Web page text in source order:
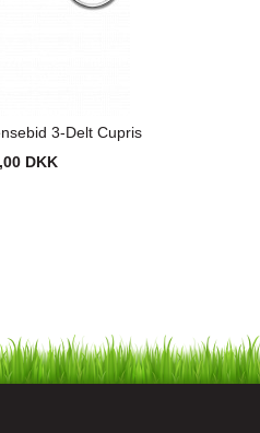
3-Delt Cupris
DKK